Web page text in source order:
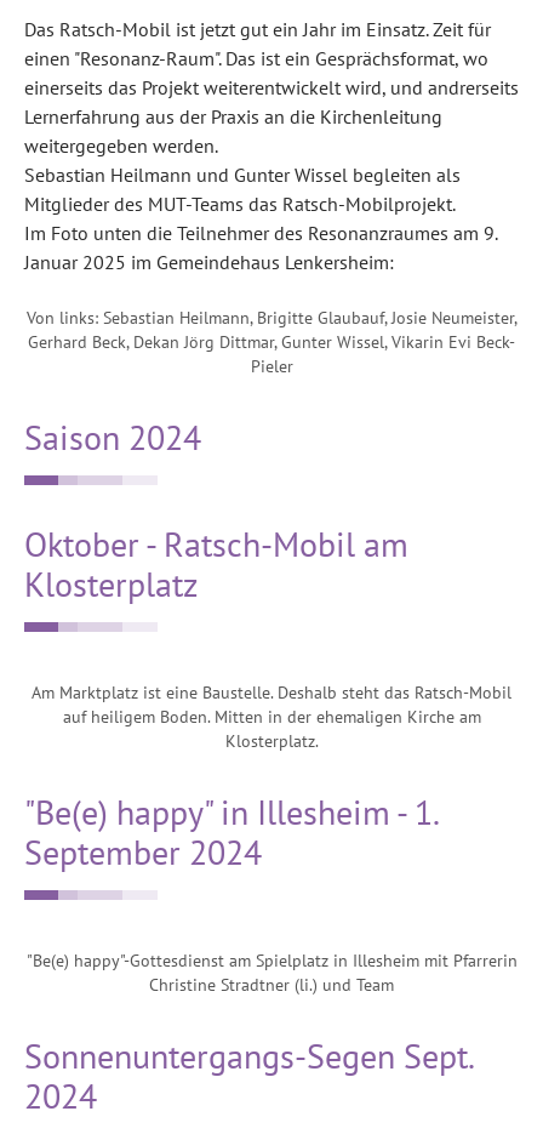
Von links: Sebastian Heilmann, Brigitte Glaubauf, Josie Neumeister,
Gerhard Beck, Dekan Jörg Dittmar, Gunter Wissel, Vikarin Evi Beck-
Pieler
Das Ratsch-Mobil ist jetzt gut ein Jahr im Einsatz. Zeit für
einen "Resonanz-Raum". Das ist ein Gesprächsformat, wo
einerseits das Projekt weiterentwickelt wird, und andrerseits
Lernerfahrung aus der Praxis an die Kirchenleitung
weitergegeben werden.
Sebastian Heilmann und Gunter Wissel begleiten als
Mitglieder des MUT-Teams das Ratsch-Mobilprojekt.
Im Foto unten die Teilnehmer des Resonanzraumes am 9.
Januar 2025 im Gemeindehaus Lenkersheim:
Saison 2024
Am Marktplatz ist eine Baustelle. Deshalb steht das Ratsch-Mobil
auf heiligem Boden. Mitten in der ehemaligen Kirche am
Klosterplatz.
Oktober - Ratsch-Mobil am
Klosterplatz
"Be(e) happy"-Gottesdienst am Spielplatz in Illesheim mit Pfarrerin
Christine Stradtner (li.) und Team
"Be(e) happy" in Illesheim - 1.
September 2024
Sonnenuntergangs-Segen Sept.
2024